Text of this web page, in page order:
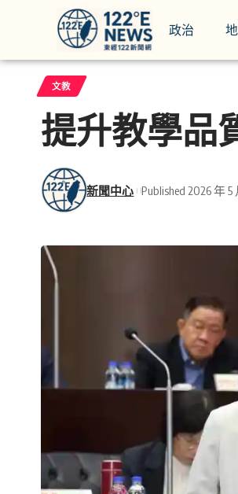
政治
文教
提升教學品
新聞中心 Published 2026 年 5